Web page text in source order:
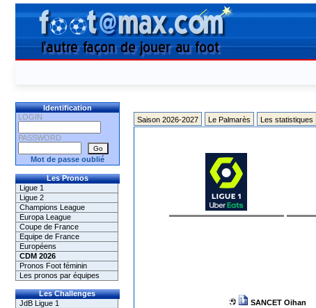
Identification
LOGIN
PASSWORD
Mot de passe oublié
Les Pronos
Ligue 1
Ligue 2
Champions League
Europa League
Coupe de France
Equipe de France
Européens
CDM 2026
Pronos Foot féminin
Les pronos par équipes
Les Challenges
JdB Ligue 1
Saison 2026-2027 Le Palmarès Les statistiques
SANCET Oihan